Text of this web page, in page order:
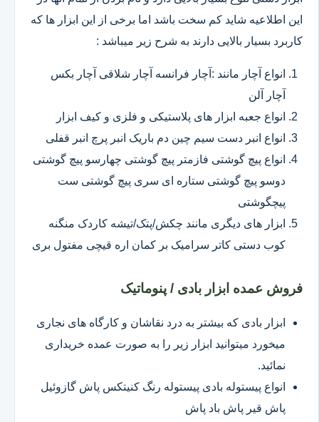
این اطلاعیه شاید کم سخت باشد اما برخی از این ابزار ها که
کاربرد بسیار بالایی دارند به شرح زیر میباشد :
انواع آچار مانند :آچار فرانسه آچار شلاقی آچار بکس
آچار آلن
انواع جعبه ابزار های پلاستیکی و فلزی و کیف ابزار
انواع انبر دست سیم چین دم باریک انبر پرچ انبر قفلی
انواع پیچ گوشتی فازمتر پیچ گوشتی چهارسو پیچ گوشتی
دوسو پیچ گوشتی ستاره ای سری پیچ گوشتی ست
پیچگوشتی
ابزار های دیگری مانند چکش/پتک/تیشه کاردک منگنه
کوب دستی کاتر سرامیک بر کمان اره قیچی مفتول بری
فروش عمده ابزار بادی / پنوماتیک
ابزار بادی که بیشتر به درد نقاشان و کارگاه های نجاری
میخورد میتوانید ابزار زیر را به صورت عمده خریداری
نمائید.
انواع پیستوله بادی پیستوله رنگ کنیتکس پاش گازوئیل
پاش قیر پاش باد پاش